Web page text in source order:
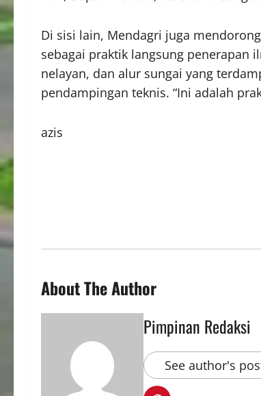
Di sisi lain, Mendagri juga
sebagai praktik langsung penerapan
nelayan, dan alur sungai yang
pendampingan teknis. “Ini adalah
azis
About The Author
Pimpinan Redaksi
See author's